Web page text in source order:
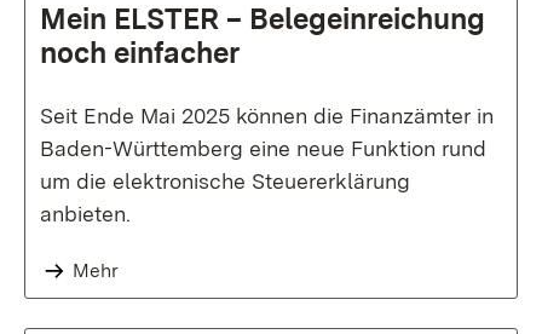
Mein ELSTER – Belegeinreichung
noch einfacher
Seit Ende Mai 2025 können die Finanzämter in
Baden-Württemberg eine neue Funktion rund
um die elektronische Steuererklärung
anbieten.
Mehr